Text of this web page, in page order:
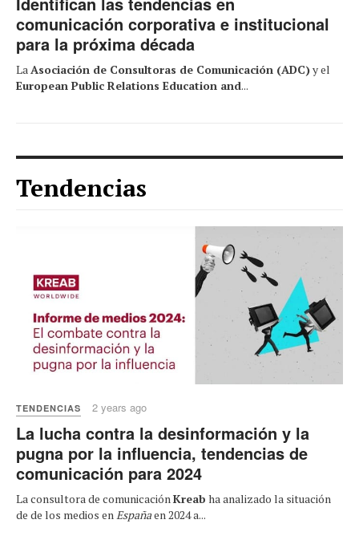
comunicación corporativa e institucional
para la próxima década
La Asociación de Consultoras de Comunicación (ADC)y el
European Public Relations Education and...
Tendencias
TENDENCIAS 2 years ago
La lucha contra la desinformación y la
pugna por la influencia, tendencias de
comunicación para 2024
La consultora de comunicación Kreab ha analizado la situación
de de los medios en Españaen 2024 a...